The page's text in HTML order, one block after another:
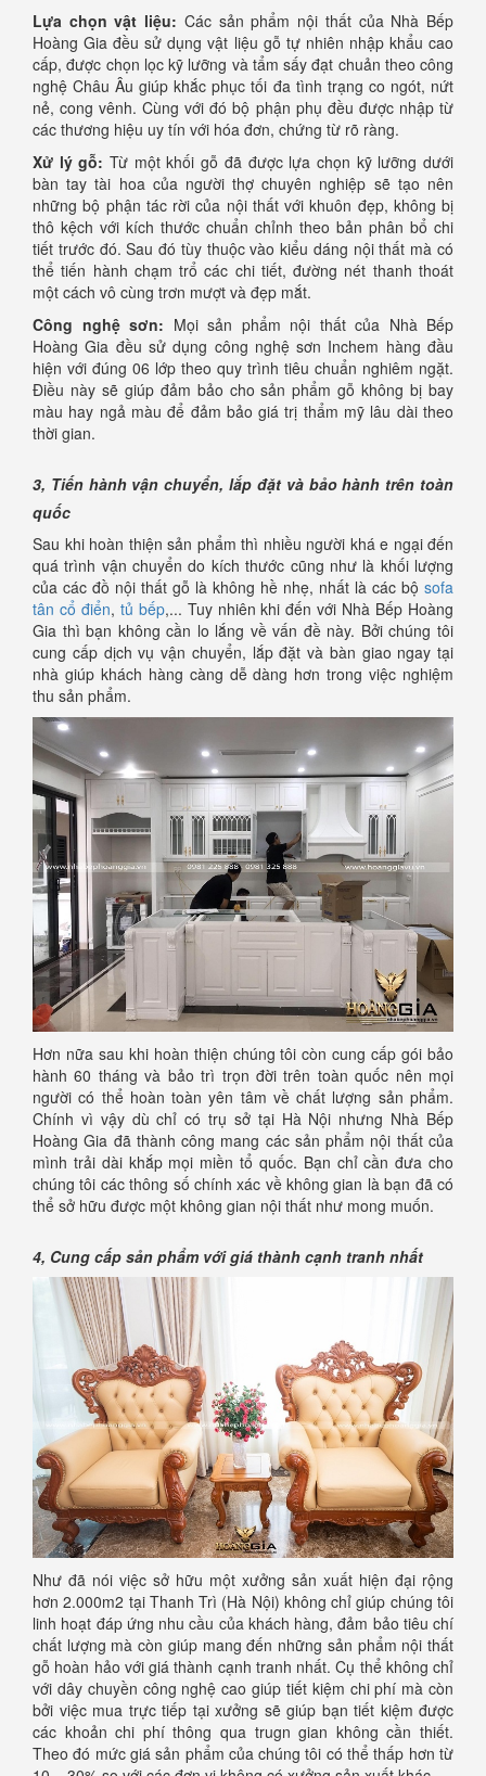
Lựa chọn vật liệu: Các sản phẩm nội thất của Nhà Bếp
Hoàng Gia đều sử dụng vật liệu gỗ tự nhiên nhập khẩu cao
cấp, được chọn lọc kỹ lưỡng và tẩm sấy đạt chuản theo công
nghệ Châu Âu giúp khắc phục tối đa tình trạng co ngót, nứt
nẻ, cong vênh. Cùng với đó bộ phận phụ đều được nhập từ
các thương hiệu uy tín với hóa đơn, chứng từ rõ ràng.
Xử lý gỗ:Từ một khối gỗ đã được lựa chọn kỹ lưỡng dưới
bàn tay tài hoa của người thợ chuyên nghiệp sẽ tạo nên
những bộ phận tác rời của nội thất với khuôn đẹp, không bị
thô kệch với kích thước chuẩn chỉnh theo bản phân bổ chi
tiết trước đó. Sau đó tùy thuộc vào kiểu dáng nội thất mà có
thể tiến hành chạm trổ các chi tiết, đường nét thanh thoát
một cách vô cùng trơn mượt và đẹp mắt.
Công nghệ sơn: Mọi sản phẩm nội thất của Nhà Bếp
Hoàng Gia đều sử dụng công nghệ sơn Inchem hàng đầu
hiện với đúng 06 lớp theo quy trình tiêu chuẩn nghiêm ngặt.
Điều này sẽ giúp đảm bảo cho sản phẩm gỗ không bị bay
màu hay ngả màu để đảm bảo giá trị thẩm mỹ lâu dài theo
thời gian.
3, Tiến hành vận chuyển, lắp đặt và bảo hành trên toàn
quốc
Sau khi hoàn thiện sản phẩm thì nhiều người khá e ngại đến
quá trình vận chuyển do kích thước cũng như là khối lượng
của các đồ nội thất gỗ là không hề nhẹ, nhất là các bộ sofa
tân cổ điển, tủ bếp,... Tuy nhiên khi đến với Nhà Bếp Hoàng
Gia thì bạn không cần lo lắng về vấn đề này. Bởi chúng tôi
cung cấp dịch vụ vận chuyển, lắp đặt và bàn giao ngay tại
nhà giúp khách hàng càng dễ dàng hơn trong việc nghiệm
thu sản phẩm.
Hơn nữa sau khi hoàn thiện chúng tôi còn cung cấp gói bảo
hành 60 tháng và bảo trì trọn đời trên toàn quốc nên mọi
người có thể hoàn toàn yên tâm về chất lượng sản phẩm.
Chính vì vậy dù chỉ có trụ sở tại Hà Nội nhưng Nhà Bếp
Hoàng Gia đã thành công mang các sản phẩm nội thất của
mình trải dài khắp mọi miền tổ quốc. Bạn chỉ cần đưa cho
chúng tôi các thông số chính xác về không gian là bạn đã có
thể sở hữu được một không gian nội thất như mong muốn.
4, Cung cấp sản phẩm với giá thành cạnh tranh nhất
Như đã nói việc sở hữu một xưởng sản xuất hiện đại rộng
hơn 2.000m2 tại Thanh Trì (Hà Nội) không chỉ giúp chúng tôi
linh hoạt đáp ứng nhu cầu của khách hàng, đảm bảo tiêu chí
chất lượng mà còn giúp mang đến những sản phẩm nội thất
gỗ hoàn hảo với giá thành cạnh tranh nhất. Cụ thể không chỉ
với dây chuyền công nghệ cao giúp tiết kiệm chi phí mà còn
bởi việc mua trực tiếp tại xưởng sẽ giúp bạn tiết kiệm được
các khoản chi phí thông qua trugn gian không cần thiết.
Theo đó mức giá sản phẩm của chúng tôi có thể thấp hơn từ